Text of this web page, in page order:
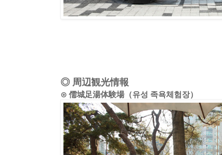
◎ 周辺観光情報
⊙ 儒城足湯体験場（유성 족욕체험장）